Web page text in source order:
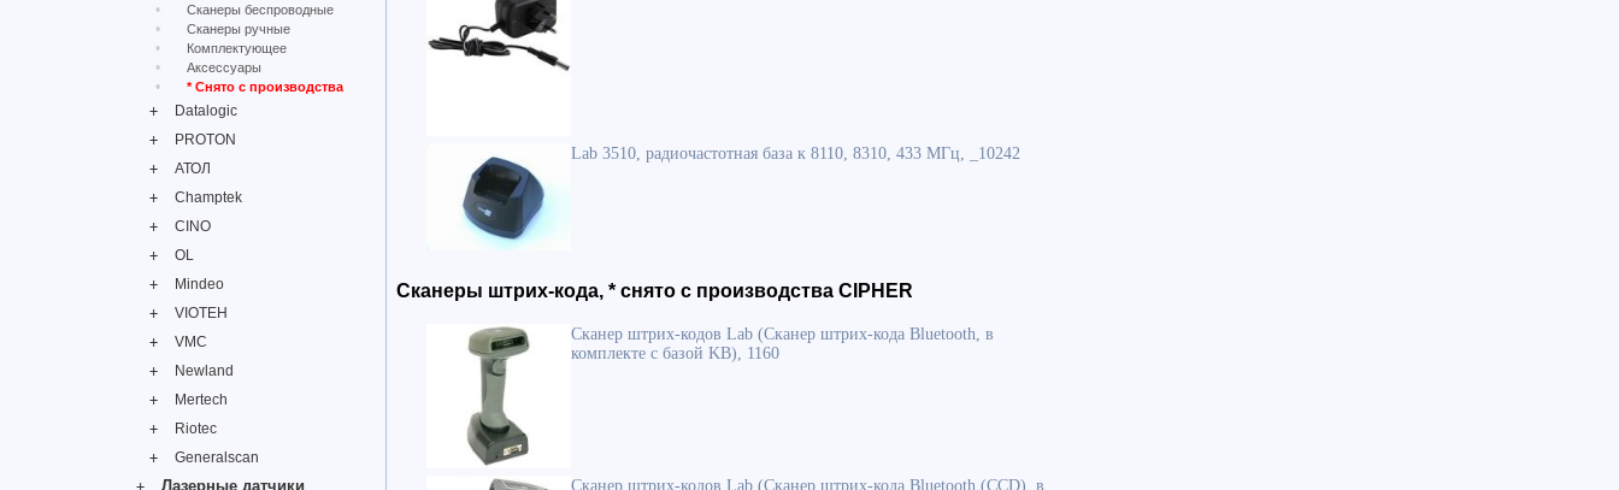
Сканеры беспроводные
Сканеры ручные
Комплектующее
Аксессуары
* Снято с производства
Datalogic
PROTON
АТОЛ
Champtek
CINO
OL
Mindeo
VIOTEH
VMC
Newland
Mertech
Riotec
Generalscan
Лазерные датчики
Lab 3510, радиочастотная база к 8110, 8310, 433 МГц, _10242
Сканеры штрих-кода, * снято с производства CIPHER
Сканер штрих-кодов Lab (Сканер штрих-кода Bluetooth, в
комплекте с базой KB), 1160
Сканер штрих-кодов Lab (Сканер штрих-кода Bluetooth,(CCD), в